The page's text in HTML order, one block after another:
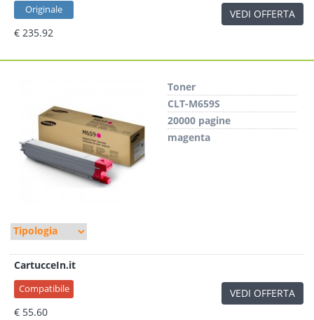
Originale
€ 235.92
VEDI OFFERTA
Toner
CLT-M659S
20000 pagine
magenta
CartucceIn.it
Compatibile
€ 55.60
VEDI OFFERTA